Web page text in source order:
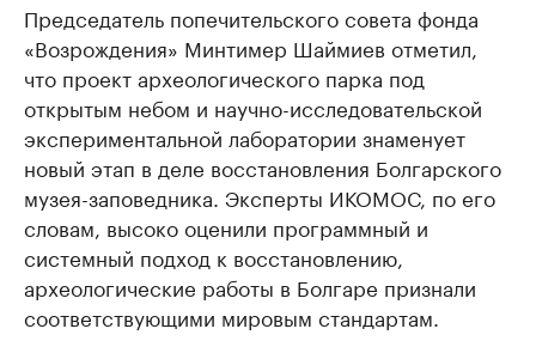
Председатель попечительского совета фонда
«Возрождения» Минтимер Шаймиев отметил,
что проект археологического парка под
открытым небом и научно-исследовательской
экспериментальной лаборатории знаменует
новый этап в деле восстановления Болгарского
музея-заповедника. Эксперты ИКОМОС, по его
словам, высоко оценили программный и
системный подход к восстановлению,
археологические работы в Болгаре признали
соответствующими мировым стандартам.